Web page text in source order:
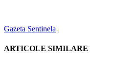
Gazeta Sentinela
ARTICOLE SIMILARE